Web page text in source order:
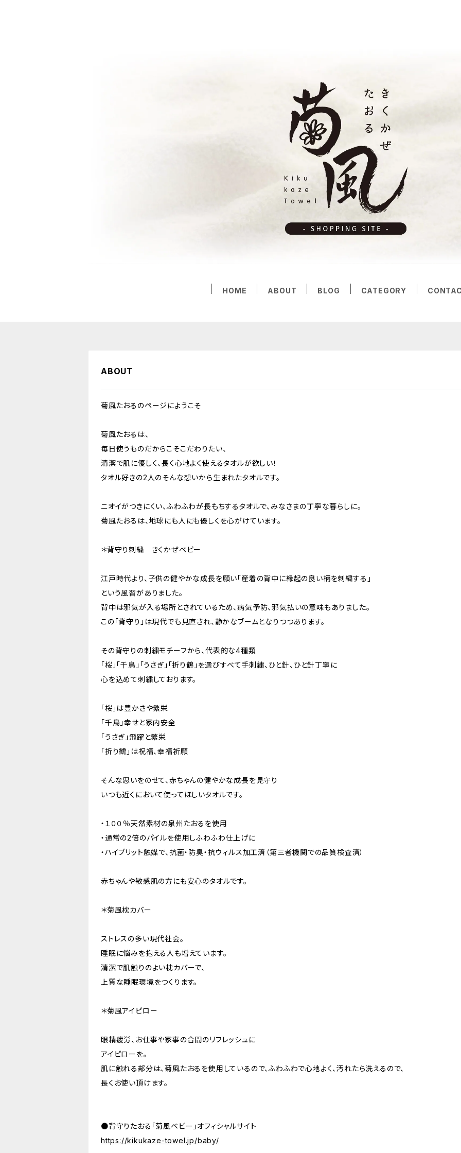
HOME ABOUT BLOG CATEGORY
ABOUT
菊風たおるのページにようこそ
菊風たおるは、
毎日使うものだからこそこだわりたい、
清潔で肌に優しく、長く心地よく使えるタオルが欲しい！
タオル好きの2人のそんな想いから生まれたタオルです。
ニオイがつきにくい、ふわふわが長もちするタオルで、みなさまの丁寧な暮らしに。
菊風たおるは、地球にも人にも優しくを心がけています。
＊背守り刺繍 きくかぜベビー
江戸時代より、子供の健やかな成長を願い「産着の背中に縁起の良い柄を刺繍する」
という風習がありました。
背中は邪気が入る場所とされているため、病気予防、邪気払いの意味もありました。
この「背守り」は現代でも見直され、静かなブームとなりつつあります。
その背守りの刺繍モチーフから、代表的な4種類
「桜」「千鳥」「うさぎ」「折り鶴」を選びすべて手刺繍、ひと針、ひと針丁寧に
心を込めて刺繍しております。
「桜」は豊かさや繁栄
「千鳥」幸せと家内安全
「うさぎ」飛躍と繁栄
「折り鶴」は祝福、幸福祈願
そんな思いをのせて、赤ちゃんの健やかな成長を見守り
いつも近くにおいて使ってほしいタオルです。
・１００％天然素材の泉州たおるを使用
・通常の2倍のパイルを使用しふわふわ仕上げに
・ハイブリット触媒で、抗菌・防臭・抗ウィルス加工済（第三者機関での品質検査済）
赤ちゃんや敏感肌の方にも安心のタオルです。
＊菊風枕カバー
ストレスの多い現代社会。
睡眠に悩みを抱える人も増えています。
清潔で肌触りのよい枕カバーで、
上質な睡眠環境をつくります。
＊菊風アイピロー
眼精疲労、お仕事や家事の合間のリフレッシュに
アイピローを。
肌に触れる部分は、菊風たおるを使用しているので、ふわふわで心地よく、汚れたら洗えるので、
長くお使い頂けます。
●背守りたおる「菊風ベビー」オフィシャルサイト
https://kikukaze-towel.jp/baby/